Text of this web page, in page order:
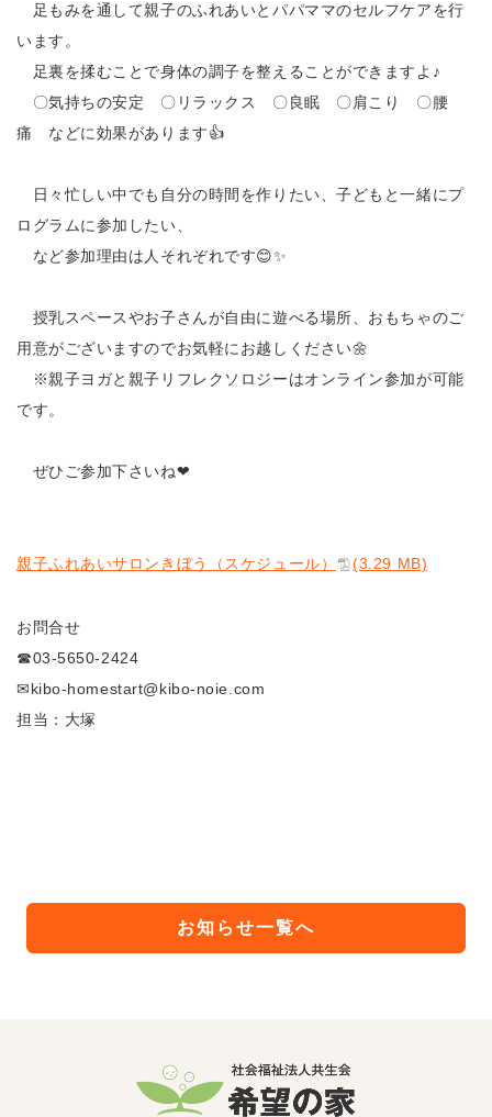
足もみを通して親子のふれあいとパパママのセルフケアを行
います。
足裏を揉むことで身体の調子を整えることができますよ♪
〇気持ちの安定 〇リラックス 〇良眠 〇肩こり 〇腰
痛 などに効果があります👍
日々忙しい中でも自分の時間を作りたい、子どもと一緒にプ
ログラムに参加したい、
など参加理由は人それぞれです😊✨
授乳スペースやお子さんが自由に遊べる場所、おもちゃのご
用意がございますのでお気軽にお越しください🌼
※親子ヨガと親子リフレクソロジーはオンライン参加が可能
です。
ぜひご参加下さいね❤
親子ふれあいサロンきぼう（スケジュール） (3.29 MB)
お問合せ
☎03-5650-2424
✉kibo-homestart@kibo-noie.com
担当：大塚
お知らせ一覧へ